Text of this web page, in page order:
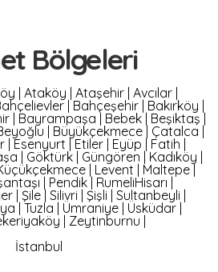
Bölgeleri
Ataköy Ataşehir Avcılar
| Bahçeşehir| Bakırköy
Bayrampaşa Bebek Beşiktaş
Büyükçekmece Çatalca
Esenyurt Etiler Eyüp Fatih
Göktürk Güngören Kadıköy
Levent Maltepe
Pendik RumeliHisarı
Şile Silivri Şişli Sultanbeyli
Tuzla Ümraniye Üsküdar
Zeytinburnu
İstanbul